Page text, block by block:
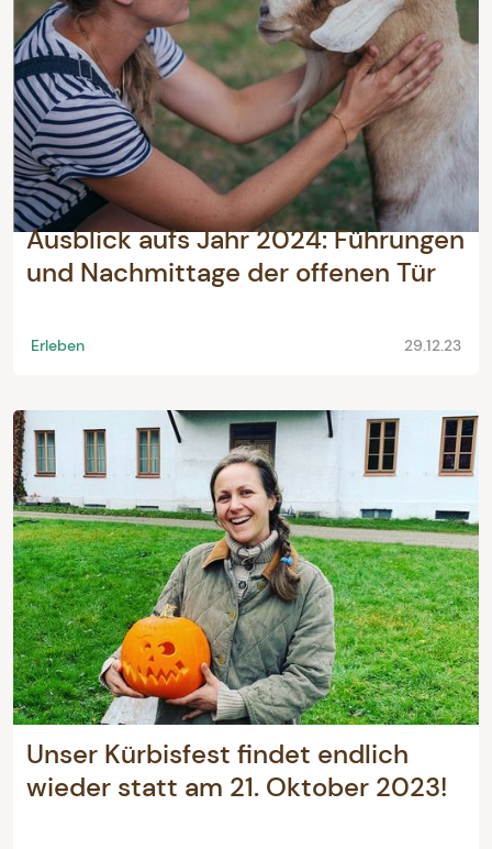
Ausblick aufs Jahr 2024: Führungen
und Nachmittage der offenen Tür
Erleben 29.12.23
Unser Kürbisfest findet endlich
wieder statt am 21. Oktober 2023!